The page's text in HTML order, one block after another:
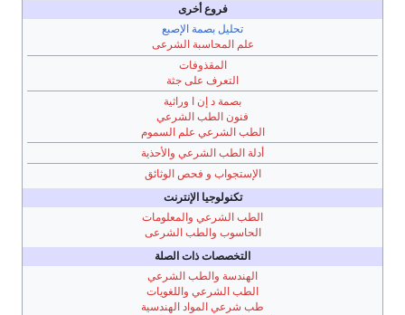
فروع أخرى
تحليل بصمة الإصبع
علم المحاسبة الشرعى
المقذوفات
التعرف على جثة
بصمة د إن ا وراثية
فنون الطب الشرعي
الطب الشرعي علم السموم
أدلة الطب الشرعي والأحذية
الإستجواب و فحص الوثائق
تكنولوجيا الإنترنت
الطب الشرعي والمعلومات
الحاسوب والطب الشرعى
التخصصات ذات الصلة
الهندسة والطب الشرعي
الطب الشرعي واللغويات
طب شرعي المواد الهندسية